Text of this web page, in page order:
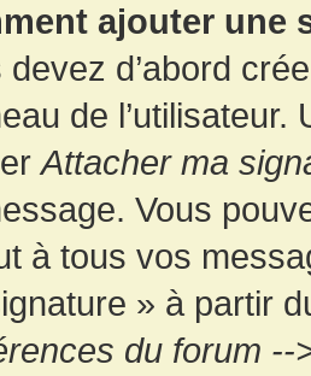
ajouter une
devez d’abord
de
Attacher ma
Vous
à tous vos
» à partir
du forum